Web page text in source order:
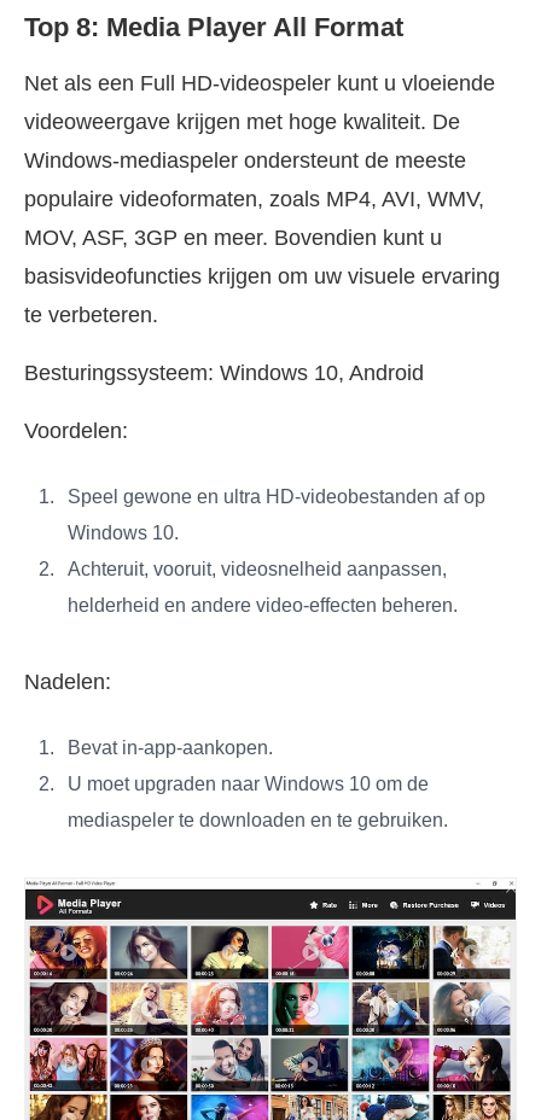
Top 8: Media Player All Format
Net als een Full HD-videospeler kunt u vloeiende
videoweergave krijgen met hoge kwaliteit. De
Windows-mediaspeler ondersteunt de meeste
populaire videoformaten, zoals MP4, AVI, WMV,
MOV, ASF, 3GP en meer. Bovendien kunt u
basisvideofuncties krijgen om uw visuele ervaring
te verbeteren.
Besturingssysteem: Windows 10, Android
Voordelen:
Speel gewone en ultra HD-videobestanden af op
Windows 10.
Achteruit, vooruit, videosnelheid aanpassen,
helderheid en andere video-effecten beheren.
Nadelen:
Bevat in-app-aankopen.
U moet upgraden naar Windows 10 om de
mediaspeler te downloaden en te gebruiken.